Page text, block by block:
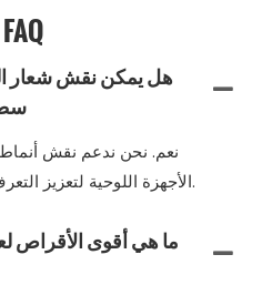
FAQ
هل يمكن نقش شعار
نعم. نحن ندعم نقش
الأجهزة اللوحية لتعزيز التعرف على العلامة التجارية.
ما هي أقوى الأقراص